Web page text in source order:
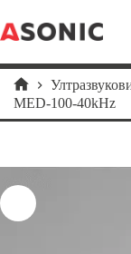
to
content
Home
MED-100-40kHz